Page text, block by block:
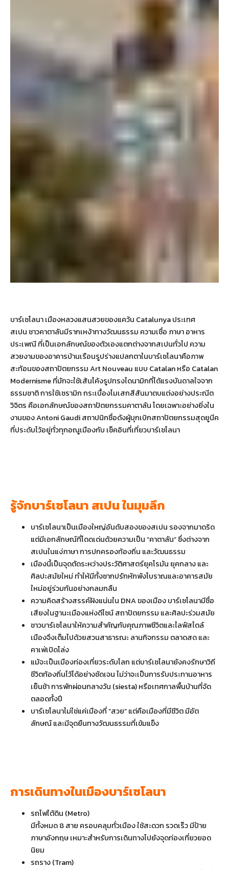
บาร์เซโลนา เมืองหลวงแสนสวยของแคว้น Catalunya ประเทศ
สเปน ชาวคาตาลันมีรากเหง้าทางวัฒนธรรม ความเชื่อ ภาษา อาหาร
ประเพณี ที่เป็นเอกลักษณ์ของตัวเองแตกต่างจากสเปนทั่วไป ความ
สวยงามของอาคารบ้านเรือนรูปร่างแปลกตาในบาร์เซโลนาคือภาพ
สะท้อนของสถาปัตยกรรม Art Nouveau แบบ Catalan หรือ Catalan
Modernisme ที่มักจะใช้เส้นโค้งรูปทรงไดนามิกที่ได้แรงบันดาลใจจาก
ธรรมชาติ การใช้เซรามิก กระเบื้องโมเสกสีสันมาตบแต่งอย่างประณีต
วิจิตร คือเอกลักษณ์ของสถาปัตยกรรมคาตาลัน โดยเฉพาะอย่างยิ่งใน
งานของ Antoni Gaudi สถาปนิกชื่อดังผู้บุกเบิกสถาปัตยกรรมสุดยูนีค
ที่ประดับไว้อยู่ทั่วทุกอณูเมืองกับ เช็คอินที่เที่ยวบาร์เซโลนา
รู้จักบาร์เซโลนา สเปน ในมุมลึก
บาร์เซโลนาเป็นเมืองใหญ่อันดับสองของสเปน รองจากมาดริด
แต่มีเอกลักษณ์ที่โดดเด่นด้วยความเป็น “คาตาลัน” ซึ่งต่างจาก
สเปนในแง่ภาษา การปกครองท้องถิ่น และวัฒนธรรม
เมืองนี้เป็นจุดตัดระหว่างประวัติศาสตร์ยุคโรมัน ยุคกลาง และ
ศิลปะสมัยใหม่ ทำให้มีทั้งซากปรักหักพังโบราณและอาคารสมัย
ใหม่อยู่ร่วมกันอย่างกลมกลืน
ความคิดสร้างสรรค์ฝังแน่นใน DNA ของเมือง บาร์เซโลนามีชื่อ
เสียงในฐานะเมืองแห่งดีไซน์ สถาปัตยกรรม และศิลปะร่วมสมัย
ชาวบาร์เซโลนาให้ความสำคัญกับคุณภาพชีวิตและไลฟ์สไตล์
เมืองจึงเต็มไปด้วยสวนสาธารณะ ลานกิจกรรม ตลาดสด และ
คาเฟ่เปิดโล่ง
แม้จะเป็นเมืองท่องเที่ยวระดับโลก แต่บาร์เซโลนายังคงรักษาวิถี
ชีวิตท้องถิ่นไว้ได้อย่างชัดเจน ไม่ว่าจะเป็นการรับประทานอาหาร
เย็นช้า การพักผ่อนกลางวัน (siesta) หรือเทศกาลพื้นบ้านที่จัด
ตลอดทั้งปี
บาร์เซโลนาไม่ใช่แค่เมืองที่ “สวย” แต่คือเมืองที่มีชีวิต มีอัต
ลักษณ์ และมีจุดยืนทางวัฒนธรรมที่เข้มแข็ง
การเดินทางในเมืองบาร์เซโลนา
รถไฟใต้ดิน (Metro)
มีทั้งหมด 8 สาย ครอบคลุมทั่วเมือง ใช้สะดวก รวดเร็ว มีป้าย
ภาษาอังกฤษ เหมาะสำหรับการเดินทางไปยังจุดท่องเที่ยวยอด
นิยม
รถราง (Tram)